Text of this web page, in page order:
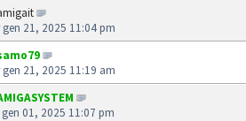
21, 2025 11:04 pm
21, 2025 11:19 am
01, 2025 11:07 pm